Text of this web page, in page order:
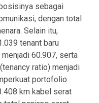
sebagai
dengan total
Selain itu,
tenant baru
60.907, serta
ratio) menjadi
portofolio
km kabel serat